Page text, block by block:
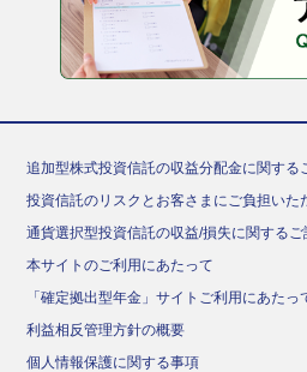
追加型株式投資信託の収益分配金に関する
投資信託のリスクとお客さまにご負担いた
通貨選択型投資信託の収益/損失に関するご
本サイトのご利用にあたって
「確定拠出型年金」サイトご利用にあたっ
利益相反管理方針の概要
個人情報保護に関する事項